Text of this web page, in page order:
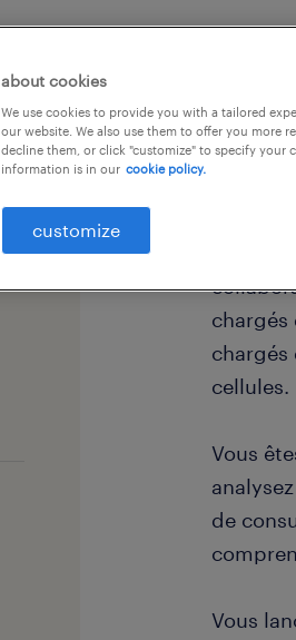
chargés
chargés
cellules.
Vous
de
Vous
about cookies
We use cookies to provide you with a tailored
our website. We also use them to offer you more
decline them, or click "customize" to specify your
information is in our cookie policy.
customize